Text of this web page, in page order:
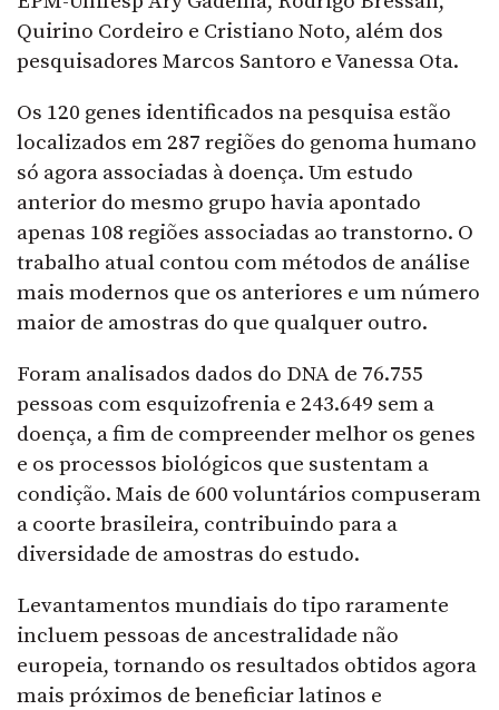
Quirino Cordeiro e Cristiano Noto, além dos
pesquisadores Marcos Santoro e Vanessa Ota.
Os 120 genes identificados na pesquisa estão
localizados em 287 regiões do genoma humano
só agora associadas à doença. Um estudo
anterior do mesmo grupo havia apontado
apenas 108 regiões associadas ao transtorno. O
trabalho atual contou com métodos de análise
mais modernos que os anteriores e um número
maior de amostras do que qualquer outro.
Foram analisados dados do DNA de 76.755
pessoas com esquizofrenia e 243.649 sem a
doença, a fim de compreender melhor os genes
e os processos biológicos que sustentam a
condição. Mais de 600 voluntários compuseram
a coorte brasileira, contribuindo para a
diversidade de amostras do estudo.
Levantamentos mundiais do tipo raramente
incluem pessoas de ancestralidade não
europeia, tornando os resultados obtidos agora
mais próximos de beneficiar latinos e